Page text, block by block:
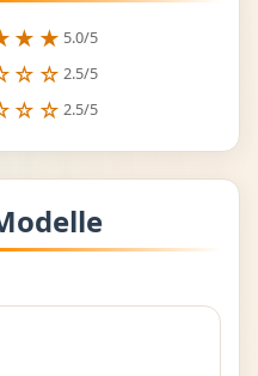
5.0/5
2.5/5
2.5/5